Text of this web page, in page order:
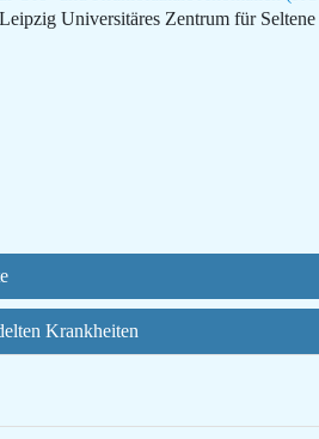
Universitäres Zentrum für
Krankheiten